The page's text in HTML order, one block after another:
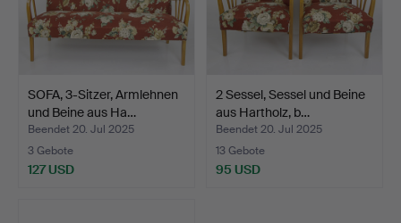
SOFA, 3-Sitzer, Armlehnen
und Beine aus Ha…
Beendet 20. Jul 2025
3 Gebote
127 USD
2 Sessel, Sessel und Beine
aus Hartholz, b…
Beendet 20. Jul 2025
13 Gebote
95 USD